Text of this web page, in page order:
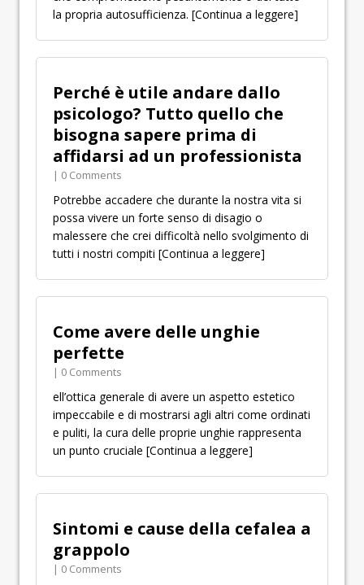
la propria autosufficienza. [Continua a leggere]
Perché è utile andare dallo
psicologo? Tutto quello che
bisogna sapere prima di
affidarsi ad un professionista
| 0 Comments
Potrebbe accadere che durante la nostra vita si
possa vivere un forte senso di disagio o
malessere che crei difficoltà nello svolgimento di
tutti i nostri compiti [Continua a leggere]
Come avere delle unghie
perfette
| 0 Comments
ell’ottica generale di avere un aspetto estetico
impeccabile e di mostrarsi agli altri come ordinati
e puliti, la cura delle proprie unghie rappresenta
un punto cruciale [Continua a leggere]
Sintomi e cause della cefalea a
grappolo
| 0 Comments